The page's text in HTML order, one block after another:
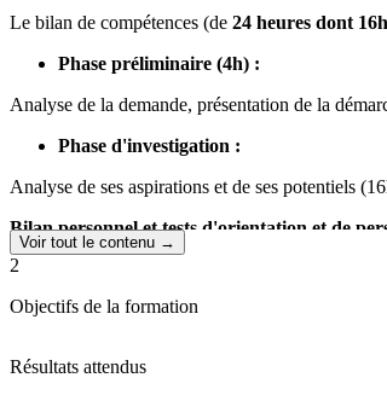
Le bilan de compétences (de 24 heures dont
Phase préliminaire (4h) :
Analyse de la demande, présentation de la
Phase d'investigation :
Analyse de ses aspirations et de ses potentiels
Bilan personnel et tests d'orientation et de
Réflexion autour des équilibres de vie.
Voir tout le contenu →
2
Objectifs de la formation
Résultats attendus